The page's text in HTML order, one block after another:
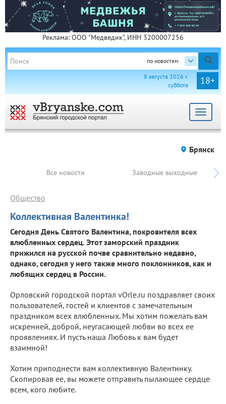
Реклама: ООО "Медведик", ИНН 3200007256
по новостям
18+
8 августа 2026 г.
суббота
Toggle
Брянск
Все новости Заводные выходные
Коллективная Валентинка!
Общество
Сегодня День Святого Валентина, покровителя всех
влюбленных сердец. Этот заморский праздник
прижился на русской почве сравнительно недавно,
однако, сегодня у него также много поклонников, как и
любящих сердец в России.
Орловский городской портал vOrle.ru поздравляет своих
пользователей, гостей и клиентов с замечательным
праздником всех влюбленных. Мы хотим пожелать вам
искренней, доброй, неугасающей любви во всех ее
проявлениях. И пусть наша Любовь к вам будет
взаимной!
Хотим приподнести вам коллективную Валентинку.
Скопировав ее, вы можете отправить пылающее сердце
всем, кого любите.